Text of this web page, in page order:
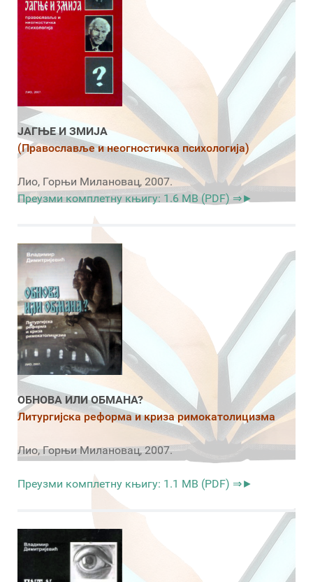
ЈАГЊЕ И ЗМИЈА
(Православље и неогностичка психологија)
Лио, Горњи Милановац, 2007.
Преузми комплетну књигу: 1.6 MB (PDF) ⇒►
ОБНОВА ИЛИ ОБМАНА?
Литургијска реформа и криза римокатолицизма
Лио, Горњи Милановац, 2007.
Преузми комплетну књигу: 1.1 MB (PDF) ⇒►